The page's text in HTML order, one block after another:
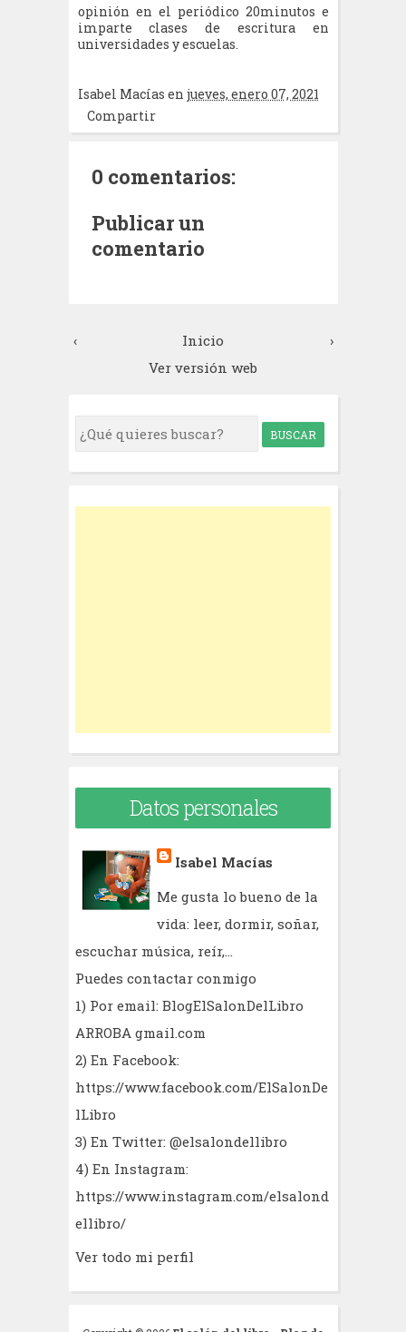
opinión en el periódico 20minutos e
imparte clases de escritura en
universidades y escuelas.
Isabel Macías en jueves, enero 07, 2021
Compartir
0 comentarios:
Publicar un
comentario
‹ ›
Inicio
Ver versión web
S
e
r
Datos personales
Isabel Macías
Me gusta lo bueno de la
vida: leer, dormir, soñar,
escuchar música, reír,...
Puedes contactar conmigo
1) Por email: BlogElSalonDelLibro
ARROBA gmail.com
2) En Facebook:
https://www.facebook.com/ElSalonDe
lLibro
3) En Twitter: @elsalondellibro
4) En Instagram:
https://www.instagram.com/elsalond
ellibro/
Ver todo mi perfil